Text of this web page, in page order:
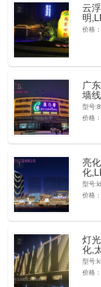
云
明
价格：
2
广
墙
型号
价格：
5
亮
化
型号
价格：
1
灯
化,
型号
价格：
2